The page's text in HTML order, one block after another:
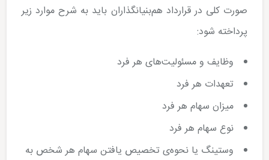
صورت کلی در قرارداد هم‌بنیانگذاران باید به شرح موارد زیر
پرداخته شود:
وظایف و مسئولیت‌­های هر فرد
تعهدات هر فرد
میزان سهام هر فرد
نوع سهام هر فرد
وستینگ یا نحوه­‌ی تخصیص یافتن سهام هر شخص به